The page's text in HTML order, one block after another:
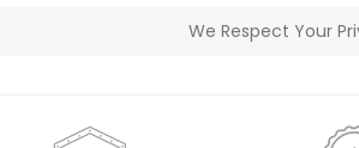
We Respect Your